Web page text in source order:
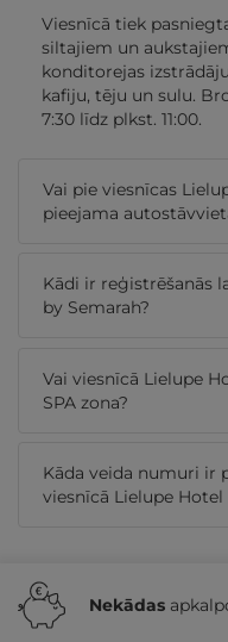
Viesnīcā tiek
siltajiem un
konditorejas
kafiju, tēju un sulu.
7:30 līdz plkst. 11:00.
Vai pie viesnīcas
pieejama
Kādi ir reģistrēšanās
by Semarah?
Vai viesnīcā Lielupe
SPA zona?
Kāda veida numuri ir
viesnīcā Lielupe Hotel
Nekādas